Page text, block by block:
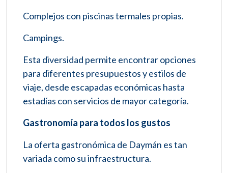
Complejos con piscinas termales propias.
Campings.
Esta diversidad permite encontrar opciones
para diferentes presupuestos y estilos de
viaje, desde escapadas económicas hasta
estadías con servicios de mayor categoría.
Gastronomía para todos los gustos
La oferta gastronómica de Daymán es tan
variada como su infraestructura.